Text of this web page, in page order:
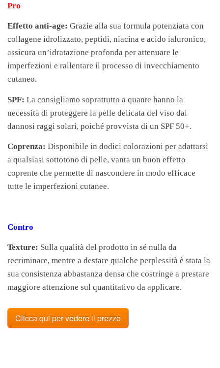
Pro
Effetto anti-age: Grazie alla sua formula potenziata con
collagene idrolizzato, peptidi, niacina e acido ialuronico,
assicura un’idratazione profonda per attenuare le
imperfezioni e rallentare il processo di invecchiamento
cutaneo.
SPF: La consigliamo soprattutto a quante hanno la
necessità di proteggere la pelle delicata del viso dai
dannosi raggi solari, poiché provvista di un SPF 50+.
Coprenza: Disponibile in dodici colorazioni per adattarsi
a qualsiasi sottotono di pelle, vanta un buon effetto
coprente che permette di nascondere in modo efficace
tutte le imperfezioni cutanee.
Contro
Texture: Sulla qualità del prodotto in sé nulla da
recriminare, mentre a destare qualche perplessità è stata la
sua consistenza abbastanza densa che costringe a prestare
maggiore attenzione sul quantitativo da applicare.
Clicca qui per vedere il prezzo